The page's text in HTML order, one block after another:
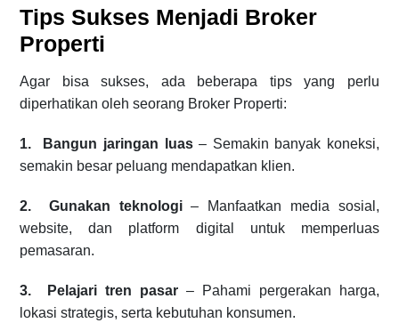
Tips Sukses Menjadi Broker
Properti
Agar bisa sukses, ada beberapa tips yang perlu
diperhatikan oleh seorang Broker Properti:
1. Bangun jaringan luas– Semakin banyak koneksi,
semakin besar peluang mendapatkan klien.
2. Gunakan teknologi– Manfaatkan media sosial,
website, dan platform digital untuk memperluas
pemasaran.
3. Pelajari tren pasar – Pahami pergerakan harga,
lokasi strategis, serta kebutuhan konsumen.